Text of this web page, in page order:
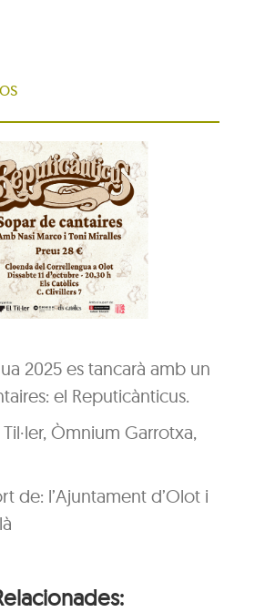
2025 es tancarà amb un
el Reputicànticus.
Òmnium Garrotxa,
de: l’Ajuntament d’Olot i